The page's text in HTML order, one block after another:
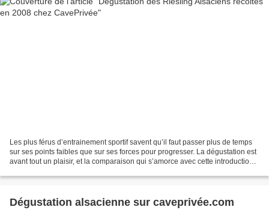
Les plus férus d’entrainement sportif savent qu’il faut passer plus de temps
sur ses points faibles que sur ses forces pour progresser. La dégustation est
avant tout un plaisir, et la comparaison qui s’amorce avec cette introduction
Dégustation alsacienne sur caveprivée.com